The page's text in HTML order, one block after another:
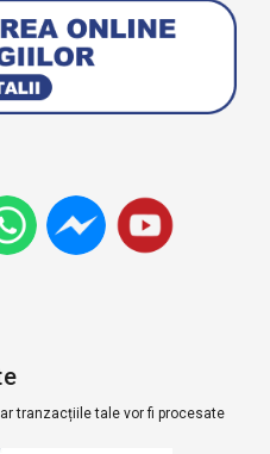
tranzacțiile tale vor fi procesate